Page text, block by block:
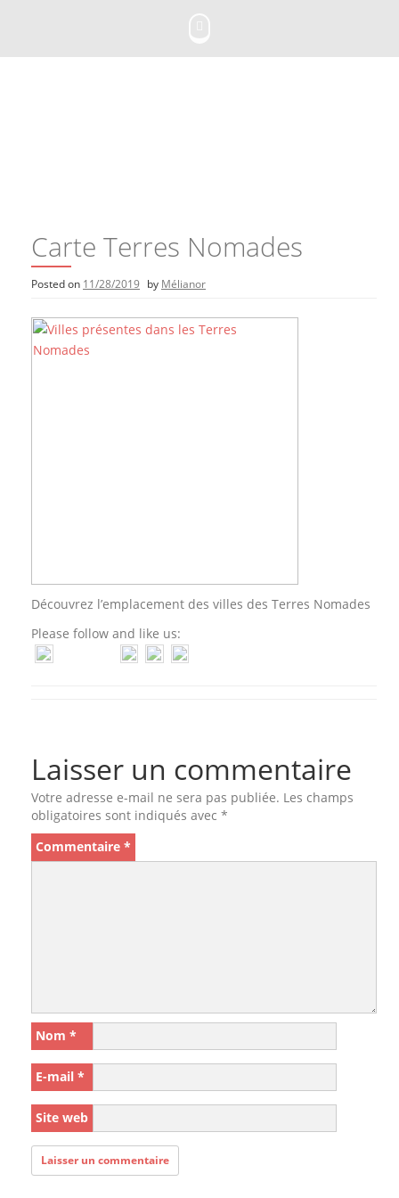
Carte Terres Nomades
Posted on 11/28/2019 by Mélianor
Découvrez l’emplacement des villes des Terres Nomades
Please follow and like us:
Laisser un commentaire
Votre adresse e-mail ne sera pas publiée. Les champs
obligatoires sont indiqués avec *
Commentaire *
Nom *
E-mail *
Site web